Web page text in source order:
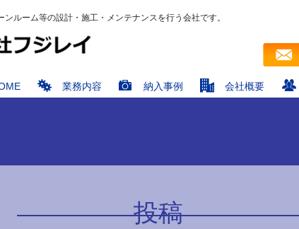
ルーム等の設計・施工・メンテナンスを行う会社です。
業務内容 納入事例 会社概要
投稿